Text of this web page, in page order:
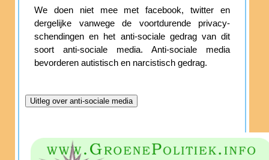
We doen niet mee met facebook, twitter en
dergelijke vanwege de voortdurende privacy-
schendingen en het anti-sociale gedrag van dit
soort anti-sociale media. Anti-sociale media
bevorderen autistisch en narcistisch gedrag.